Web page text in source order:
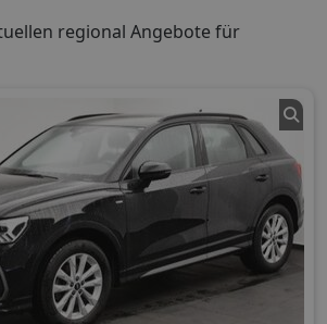
regional Angebote für